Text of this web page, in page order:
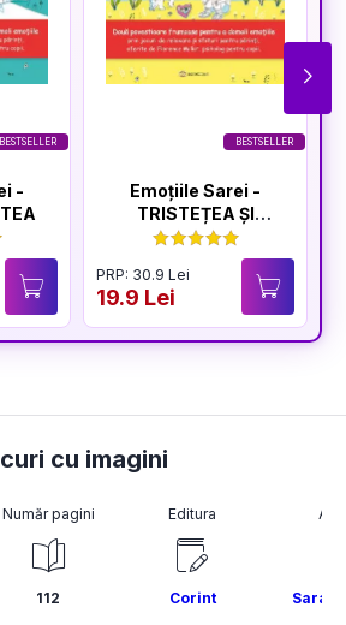
BESTSELLER
-
BESTSELLER
Emoțiile Sarei -
TRISTEȚEA ȘI
BUCURIA
PRP: 30.9 Lei
19.9 Lei
cu imagini
Număr pagini
112
Editura
Corint Sarah